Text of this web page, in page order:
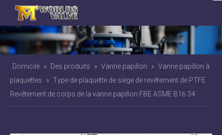
Domicile » Des produits » Vanne papillon » Vanne papillon à
plaquettes
» Type de plaquette de siège de revêtement de PTFE
Revêtement de corps de la vanne papillon FBE ASME B16.34